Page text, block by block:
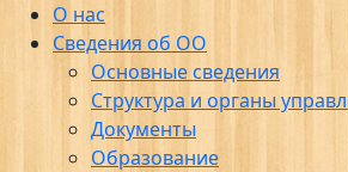
О нас
Сведения об ОО
Основные сведения
Структура и органы
Документы
Образование